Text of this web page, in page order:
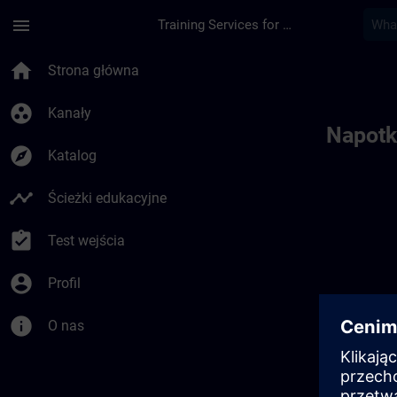
menu Training Services for Digital Industries
home Strona główna
group_work Kanały
explore Katalog
timeline Ścieżki edukacyjne
assignment_turned_in Test wejścia
account_circle Profil
info O nas